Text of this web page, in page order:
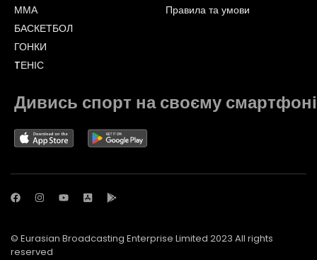
ММА
БАСКЕТБОЛ
ГОНКИ
TЕНІС
Правила та умови
Дивись спорт на своєму смартфоні
© Eurasian Broadcasting Enterprise Limited 2023 All rights
reserved